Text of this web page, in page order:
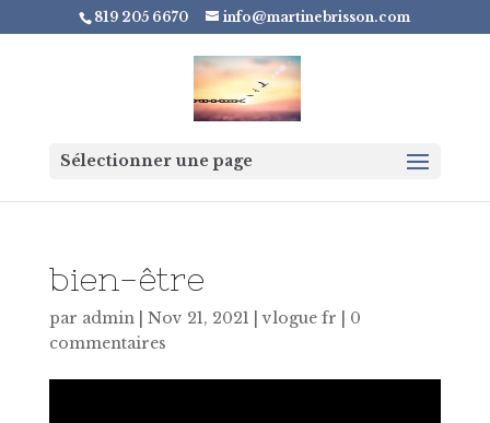
819 205 6670 info@martinebrisson.com
Sélectionner une page
bien-être
par admin| Nov 21, 2021 |vlogue fr
0
commentaires